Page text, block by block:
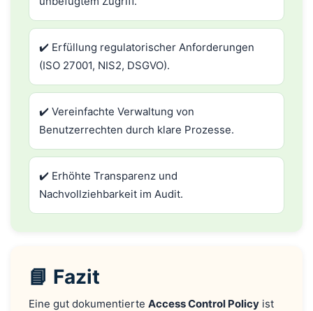
✔️ Erfüllung regulatorischer Anforderungen
(ISO 27001, NIS2, DSGVO).
✔️ Vereinfachte Verwaltung von
Benutzerrechten durch klare Prozesse.
✔️ Erhöhte Transparenz und
Nachvollziehbarkeit im Audit.
📘 Fazit
Eine gut dokumentierte Access Control Policy ist